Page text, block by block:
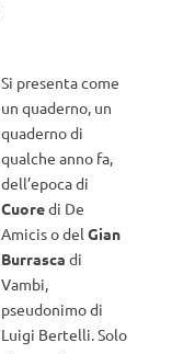
Si presenta come
un quaderno, un
quaderno di
qualche anno fa,
dell’epoca di
Cuoredi De
Amicis o del Gian
Burrasca di
Vambi,
pseudonimo di
Luigi Bertelli. Solo